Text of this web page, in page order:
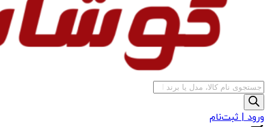
جستجوی
محصولات
ورود | ثبت‌نام